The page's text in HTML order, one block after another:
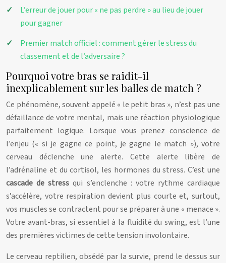
L’erreur de jouer pour « ne pas perdre » au lieu de jouer
pour gagner
Premier match officiel : comment gérer le stress du
classement et de l’adversaire ?
Pourquoi votre bras se raidit-il
inexplicablement sur les balles de match ?
Ce phénomène, souvent appelé « le petit bras », n’est pas une
défaillance de votre mental, mais une réaction physiologique
parfaitement logique. Lorsque vous prenez conscience de
l’enjeu (« si je gagne ce point, je gagne le match »), votre
cerveau déclenche une alerte. Cette alerte libère de
l’adrénaline et du cortisol, les hormones du stress. C’est une
cascade de stress qui s’enclenche : votre rythme cardiaque
s’accélère, votre respiration devient plus courte et, surtout,
vos muscles se contractent pour se préparer à une « menace ».
Votre avant-bras, si essentiel à la fluidité du swing, est l’une
des premières victimes de cette tension involontaire.
Le cerveau reptilien, obsédé par la survie, prend le dessus sur